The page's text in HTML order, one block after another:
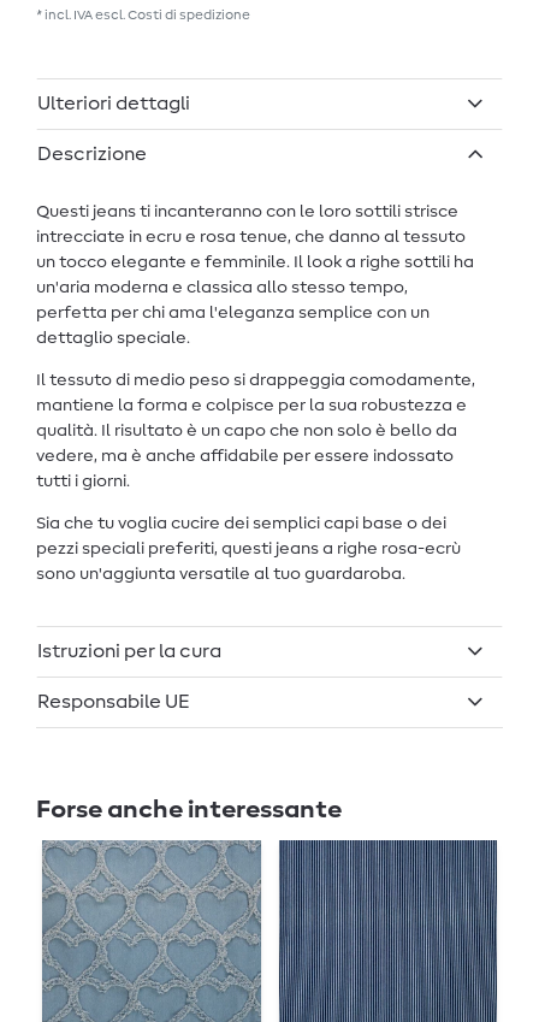
* incl. IVA escl. Costi di spedizione
Ulteriori dettagli
Descrizione
Questi jeans ti incanteranno con le loro sottili strisce
intrecciate in ecru e rosa tenue, che danno al tessuto
un tocco elegante e femminile. Il look a righe sottili ha
un'aria moderna e classica allo stesso tempo,
perfetta per chi ama l'eleganza semplice con un
dettaglio speciale.
Il tessuto di medio peso si drappeggia comodamente,
mantiene la forma e colpisce per la sua robustezza e
qualità. Il risultato è un capo che non solo è bello da
vedere, ma è anche affidabile per essere indossato
tutti i giorni.
Sia che tu voglia cucire dei semplici capi base o dei
pezzi speciali preferiti, questi jeans a righe rosa-ecrù
sono un'aggiunta versatile al tuo guardaroba.
Istruzioni per la cura
Responsabile UE
Forse anche interessante